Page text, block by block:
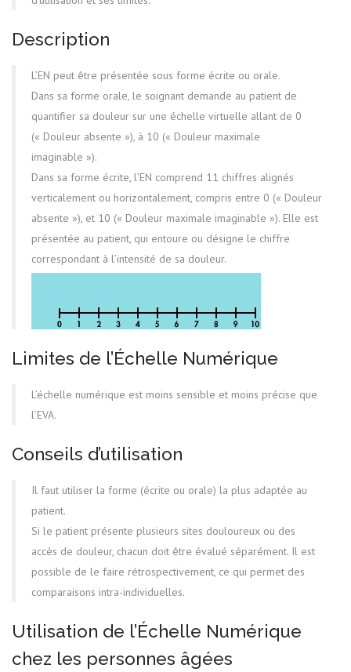
Description
L’EN peut être présentée sous forme écrite ou orale.
Dans sa forme orale, le soignant demande au patient de
quantifier sa douleur sur une échelle virtuelle allant de 0
(« Douleur absente »), à 10 (« Douleur maximale
imaginable »).
Dans sa forme écrite, l’EN comprend 11 chiffres alignés
verticalement ou horizontalement, compris entre 0 (« Douleur
absente »), et 10 (« Douleur maximale imaginable »). Elle est
présentée au patient, qui entoure ou désigne le chiffre
correspondant à l’intensité de sa douleur.
Limites de l’Échelle Numérique
L’échelle numérique est moins sensible et moins précise que
l’EVA.
Conseils d’utilisation
Il faut utiliser la forme (écrite ou orale) la plus adaptée au
patient.
Si le patient présente plusieurs sites douloureux ou des
accès de douleur, chacun doit être évalué séparément. Il est
possible de le faire rétrospectivement, ce qui permet des
comparaisons intra-individuelles.
Utilisation de l’Échelle Numérique
chez les personnes âgées